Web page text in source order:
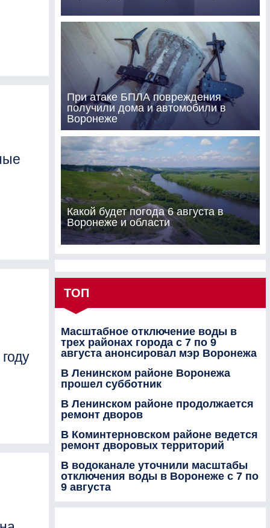
При атаке БПЛА повреждения
получили дома и автомобили в
Воронеже
Какой будет погода 6 августа в
Воронеже и области
ТОП
Масштабное отключение воды в
трех районах города с 7 по 9
августа анонсировал мэр Воронежа
В Ленинском районе Воронежа
прошел субботник
В Ленинском районе продолжается
ремонт дворов
В Коминтерновском районе ведется
ремонт дворовых территорий
В водоканале уточнили масштабы
отключения воды в Воронеже с 7 по
9 августа